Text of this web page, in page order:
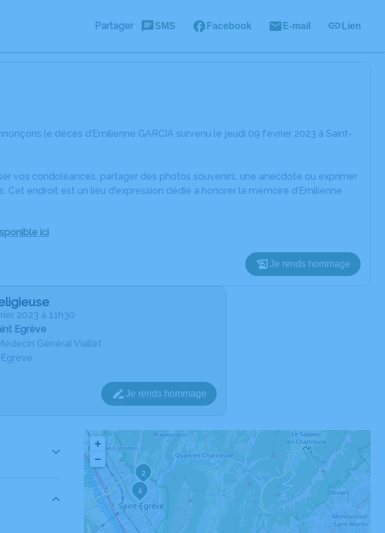
Partager SMS Facebook E-mail Lien
le décès d’Emilienne GARCIA survenu le jeudi 09 février 2023 à Saint-
vos condoléances, partager des photos souvenirs, une anecdote ou exprimer
endroit est un lieu d'expression dédié à honorer la mémoire d’Emilienne
ici.
Je rends hommage
2023 à 11h30
Egrève
Général Viallet
Je rends hommage
2
4
+
−